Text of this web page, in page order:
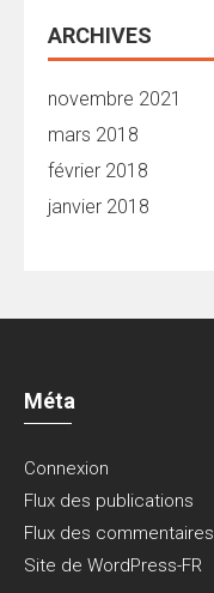
ARCHIVES
novembre 2021
mars 2018
février 2018
janvier 2018
Méta
Connexion
Flux des publications
Flux des commentaires
Site de WordPress-FR